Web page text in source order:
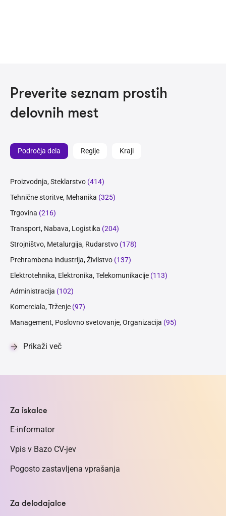
Preverite seznam prostih
delovnih mest
Področja dela Regije Kraji
Proizvodnja, Steklarstvo (414)
Tehnične storitve, Mehanika (325)
Trgovina (216)
Transport, Nabava, Logistika (204)
Strojništvo, Metalurgija, Rudarstvo (178)
Prehrambena industrija, Živilstvo (137)
Elektrotehnika, Elektronika, Telekomunikacije (113)
Administracija (102)
Komerciala, Trženje (97)
Management, Poslovno svetovanje, Organizacija (95)
Prikaži več
Za iskalce
E-informator
Vpis v Bazo CV-jev
Pogosto zastavljena vprašanja
Za delodajalce